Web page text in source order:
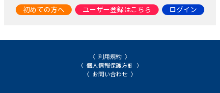
初めての方へ ユーザー登録はこちら ログイン
利用規約
個人情報保護方針
お問い合わせ